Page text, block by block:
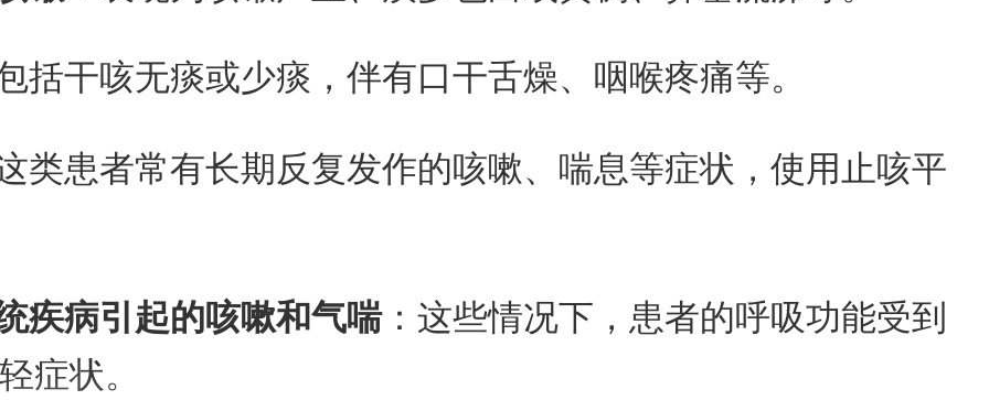
括干咳无痰或少痰，伴有口干舌燥、咽喉疼痛等。
类患者常有长期反复发作的咳嗽、喘息等症状，使用止咳平
疾病引起的咳嗽和气喘：这些情况下，患者的呼吸功能受到
症状。